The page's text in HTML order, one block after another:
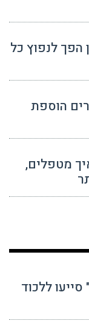
הפך לנפוץ כל
הוספת
מטפלים,
ללכוד